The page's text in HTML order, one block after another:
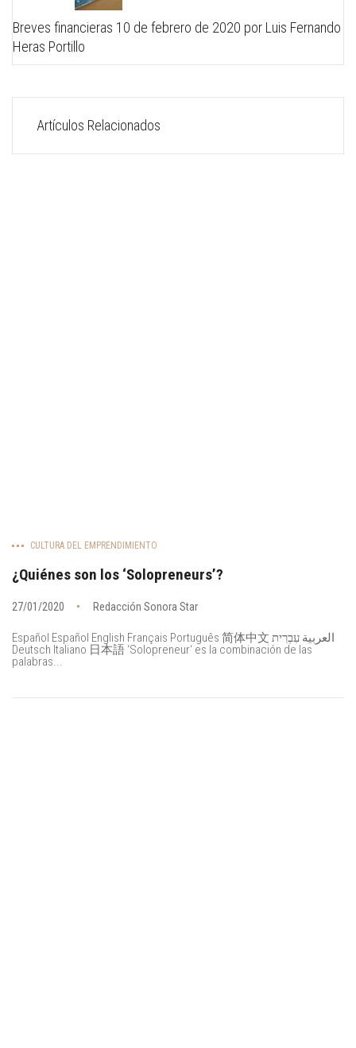
Breves financieras 10 de febrero de 2020 por Luis Fernando
Heras Portillo
Artículos Relacionados
CULTURA DEL EMPRENDIMIENTO
¿Quiénes son los ‘Solopreneurs’?
27/01/2020 Redacción Sonora Star
Español Español English Français Português 简体中文 العربية עִבְרִית
Deutsch Italiano 日本語 ‘Solopreneur‘ es la combinación de las
palabras...